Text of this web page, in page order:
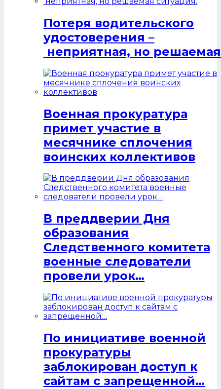
Потеря водительского
удостоверения –
неприятная, но
Военная прокуратура
примет участие в
месячнике сплочения
воинских коллективов
В преддверии Дня
образования
Следственного комитета
военные следователи
провели урок…
По инициативе военной
прокуратуры
заблокирован доступ к
сайтам с запрещенной…